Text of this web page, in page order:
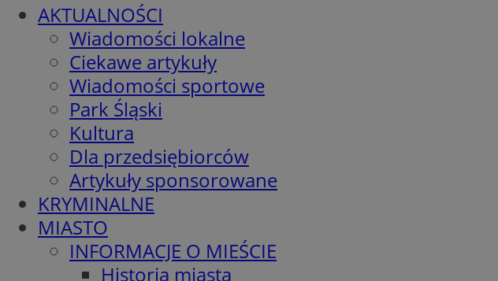
AKTUALNOŚCI
Wiadomości lokalne
Ciekawe artykuły
Wiadomości sportowe
Park Śląski
Kultura
Dla przedsiębiorców
Artykuły sponsorowane
KRYMINALNE
MIASTO
INFORMACJE O MIEŚCIE
Historia miasta